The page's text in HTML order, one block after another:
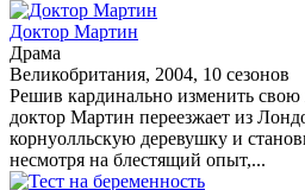
Доктор Мартин
Драма
Великобритания, 2004, 10 сезонов
Решив кардинально изменить
доктор Мартин переезжает из
корнуолльскую деревушку и
несмотря на блестящий опыт,...